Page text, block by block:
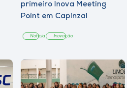
primeiro Inova Meeting
Point em Capinzal
Notícia Inovação